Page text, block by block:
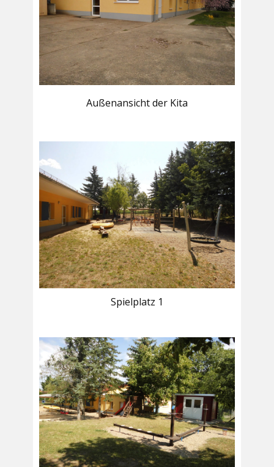
Außenansicht der Kita
Spielplatz 1